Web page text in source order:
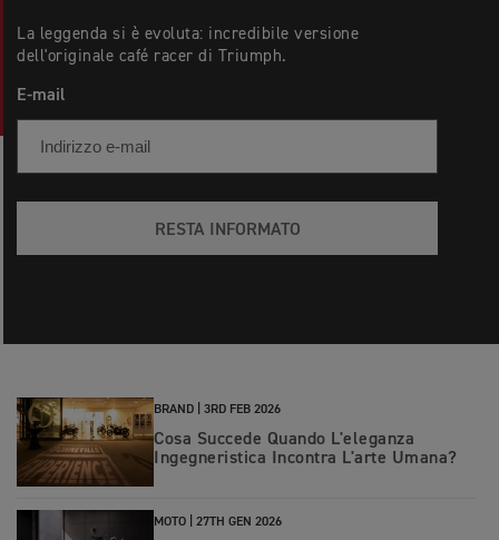
La leggenda si è evoluta: incredibile versione
dell'originale café racer di Triumph.
E-mail
RESTA INFORMATO
BRAND | 3RD FEB 2026
Cosa Succede Quando L'eleganza
Ingegneristica Incontra L'arte Umana?
MOTO | 27TH GEN 2026